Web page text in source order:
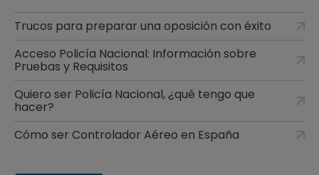
Trucos para preparar una oposición con éxito
Acceso Policía Nacional: Información sobre
Pruebas y Requisitos
Quiero ser Policía Nacional, ¿qué tengo que
hacer?
Cómo ser Controlador Aéreo en España